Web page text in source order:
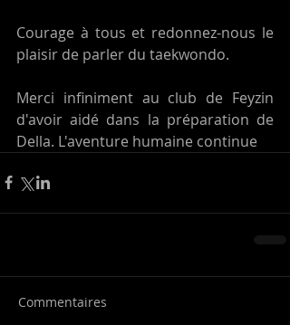
Courage à tous et redonnez-nous le
plaisir de parler du taekwondo.
Merci infiniment au club de Feyzin
d'avoir aidé dans la préparation de
Della. L'aventure humaine continue
Commentaires